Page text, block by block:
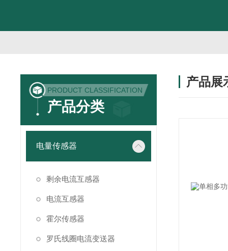
PRODUCT CLASSIFICATION
产品分类
电量传感器
剩余电流互感器
电流互感器
霍尔传感器
罗氏线圈电流变送器
产品展